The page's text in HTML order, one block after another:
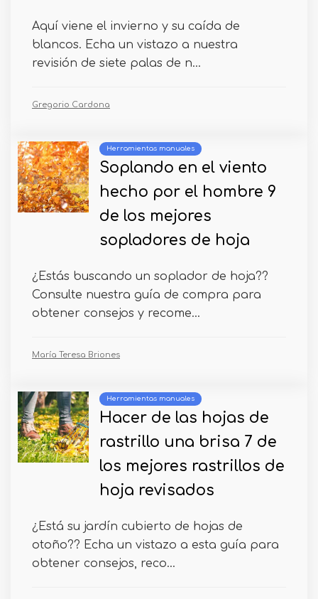
Aquí viene el invierno y su caída de
blancos. Echa un vistazo a nuestra
revisión de siete palas de n...
Gregorio Cardona
Herramientas manuales
Soplando en el viento
hecho por el hombre 9
de los mejores
sopladores de hoja
¿Estás buscando un soplador de hoja??
Consulte nuestra guía de compra para
obtener consejos y recome...
María Teresa Briones
Herramientas manuales
Hacer de las hojas de
rastrillo una brisa 7 de
los mejores rastrillos de
hoja revisados
¿Está su jardín cubierto de hojas de
otoño?? Echa un vistazo a esta guía para
obtener consejos, reco...